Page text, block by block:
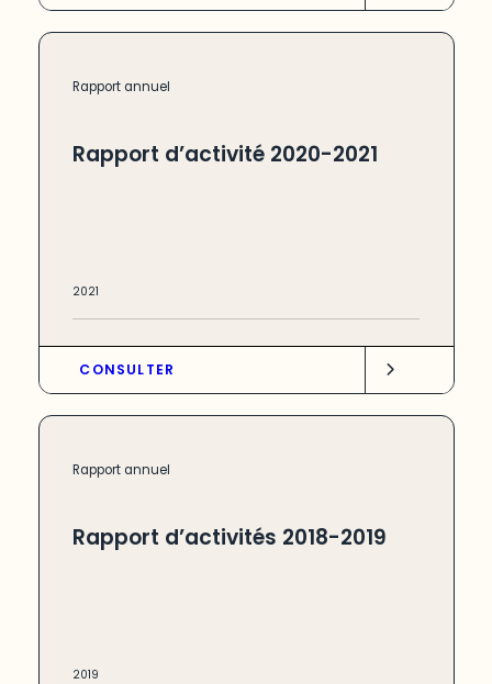
Rapport annuel
Rapport d’activité 2020-2021
2021
CONSULTER
Rapport annuel
Rapport d’activités 2018-2019
2019